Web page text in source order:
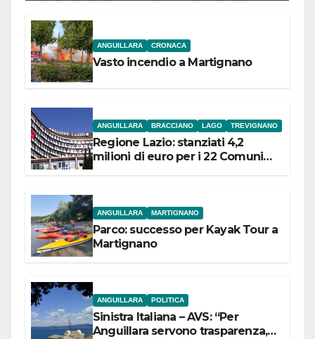
ANGUILLARA CRONACA
Vasto incendio a Martignano
ANGUILLARA BRACCIANO LAGO TREVIGNANO
Regione Lazio: stanziati 4,2
milioni di euro per i 22 Comuni
ANGUILLARA MARTIGNANO
Parco: successo per Kayak Tour a
Martignano
ANGUILLARA POLITICA
Sinistra Italiana – AVS: “Per
Anguillara servono trasparenza,